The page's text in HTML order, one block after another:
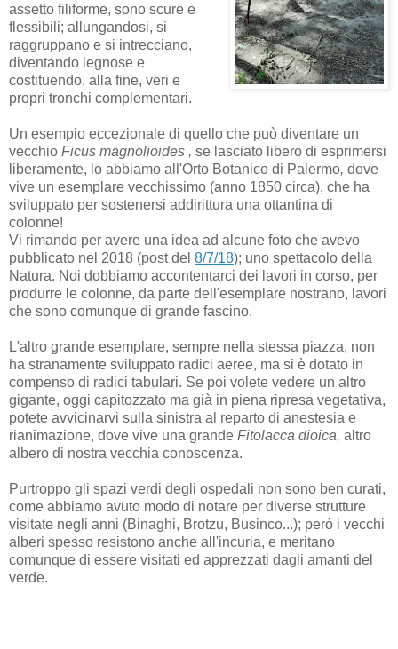
assetto filiforme, sono scure e
flessibili; allungandosi, si
raggruppano e si intrecciano,
diventando legnose e
costituendo, alla fine, veri e
propri tronchi complementari.
Un esempio eccezionale di quello che può diventare un
vecchio Ficus magnolioides , se lasciato libero di esprimersi
liberamente, lo abbiamo all'Orto Botanico di Palermo, dove
vive un esemplare vecchissimo (anno 1850 circa), che ha
sviluppato per sostenersi addirittura una ottantina di
colonne!
Vi rimando per avere una idea ad alcune foto che avevo
pubblicato nel 2018 (post del 8/7/18); uno spettacolo della
Natura. Noi dobbiamo accontentarci dei lavori in corso, per
produrre le colonne, da parte dell'esemplare nostrano, lavori
che sono comunque di grande fascino.
L'altro grande esemplare, sempre nella stessa piazza, non
ha stranamente sviluppato radici aeree, ma si è dotato in
compenso di radici tabulari. Se poi volete vedere un altro
gigante, oggi capitozzato ma già in piena ripresa vegetativa,
potete avvicinarvi sulla sinistra al reparto di anestesia e
rianimazione, dove vive una grande Fitolacca dioica, altro
albero di nostra vecchia conoscenza.
Purtroppo gli spazi verdi degli ospedali non sono ben curati,
come abbiamo avuto modo di notare per diverse strutture
visitate negli anni (Binaghi, Brotzu, Businco...); però i vecchi
alberi spesso resistono anche all'incuria, e meritano
comunque di essere visitati ed apprezzati dagli amanti del
verde.